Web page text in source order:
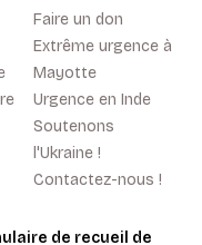
Faire un don
Extrême urgence à
Mayotte
Urgence en Inde
Soutenons
l'Ukraine !
Contactez-nous !
de recueil de